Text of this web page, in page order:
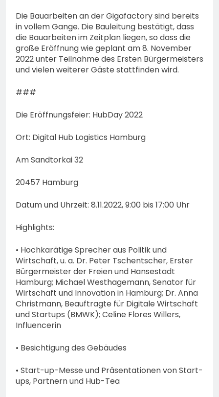
Die Bauarbeiten an der Gigafactory sind bereits
in vollem Gange. Die Bauleitung bestätigt, dass
die Bauarbeiten im Zeitplan liegen, so dass die
große Eröffnung wie geplant am 8. November
2022 unter Teilnahme des Ersten Bürgermeisters
und vielen weiterer Gäste stattfinden wird.
###
Die Eröffnungsfeier: HubDay 2022
Ort: Digital Hub Logistics Hamburg
Am Sandtorkai 32
20457 Hamburg
Datum und Uhrzeit: 8.11.2022, 9:00 bis 17:00 Uhr
Highlights:
• Hochkarätige Sprecher aus Politik und
Wirtschaft, u. a. Dr. Peter Tschentscher, Erster
Bürgermeister der Freien und Hansestadt
Hamburg; Michael Westhagemann, Senator für
Wirtschaft und Innovation in Hamburg; Dr. Anna
Christmann, Beauftragte für Digitale Wirtschaft
und Startups (BMWK); Celine Flores Willers,
Influencerin
• Besichtigung des Gebäudes
• Start-up-Messe und Präsentationen von Start-
ups, Partnern und Hub-Tea